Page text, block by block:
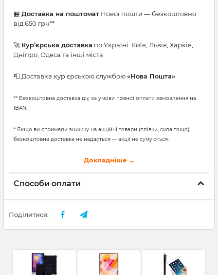
🏪 Доставка на поштомат Нової пошти — безкоштовно
від 650 грн**
🚀 Кур’єрська доставка по Україні: Київ, Львів, Харків,
Дніпро, Одеса та інші міста
📮 Доставка кур’єрською службою«Нова Пошта»
** Безкоштовна доставка діє за умови повної оплати замовлення на
IBAN.
* Якщо ви отримали знижку на акційні товари (плівки, скла тощо),
безкоштовна доставка не надається — акції не сумуються.
Докладніше →
Способи оплати
Поділитися: